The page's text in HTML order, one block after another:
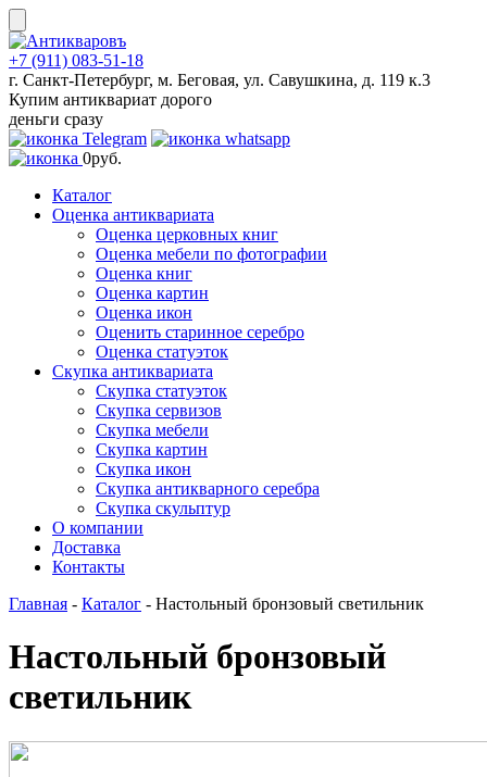
Skip
to
content
+7 (911) 083-51-18
г. Санкт-Петербург, м. Беговая, ул. Савушкина, д. 119 к.3
Купим антиквариат дорого
деньги сразу
0руб.
Каталог
Оценка антиквариата
Оценка церковных книг
Оценка мебели по фотографии
Оценка книг
Оценка картин
Оценка икон
Оценить старинное серебро
Оценка статуэток
Скупка антиквариата
Скупка статуэток
Скупка сервизов
Скупка мебели
Скупка картин
Скупка икон
Скупка антикварного серебра
Скупка скульптур
О компании
Доставка
Контакты
Главная - Каталог - Настольный бронзовый светильник
Настольный бронзовый
светильник